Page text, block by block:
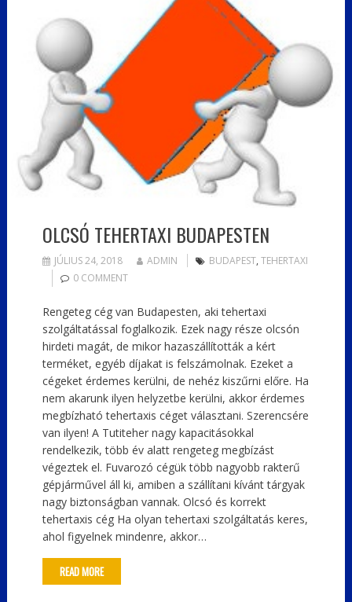
OLCSÓ TEHERTAXI BUDAPESTEN
JÚLIUS 24, 2018 ADMIN BUDAPEST, TEHERTAXI
0 COMMENT
Rengeteg cég van Budapesten, aki tehertaxi
szolgáltatással foglalkozik. Ezek nagy része olcsón
hirdeti magát, de mikor hazaszállították a kért
terméket, egyéb díjakat is felszámolnak. Ezeket a
cégeket érdemes kerülni, de nehéz kiszűrni előre. Ha
nem akarunk ilyen helyzetbe kerülni, akkor érdemes
megbízható tehertaxis céget választani. Szerencsére
van ilyen! A Tutiteher nagy kapacitásokkal
rendelkezik, több év alatt rengeteg megbízást
végeztek el. Fuvarozó cégük több nagyobb rakterű
gépjárművel áll ki, amiben a szállítani kívánt tárgyak
nagy biztonságban vannak. Olcsó és korrekt
tehertaxis cég Ha olyan tehertaxi szolgáltatás keres,
ahol figyelnek mindenre, akkor…
READ MORE